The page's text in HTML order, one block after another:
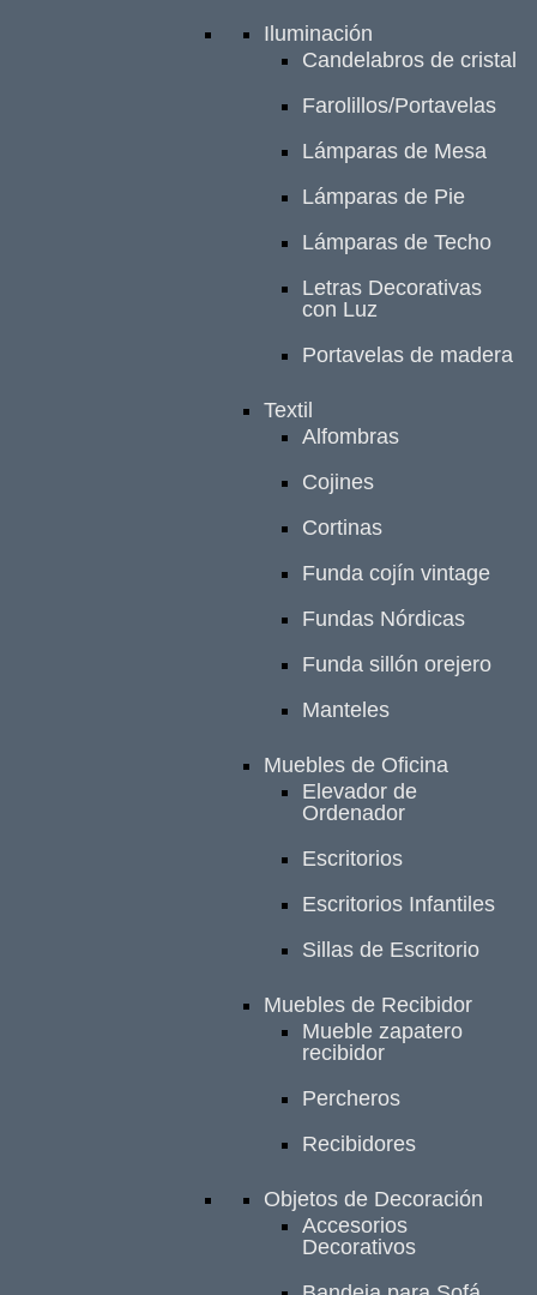
Iluminación
Candelabros de cristal
Farolillos/Portavelas
Lámparas de Mesa
Lámparas de Pie
Lámparas de Techo
Letras Decorativas
con Luz
Portavelas de madera
Textil
Alfombras
Cojines
Cortinas
Funda cojín vintage
Fundas Nórdicas
Funda sillón orejero
Manteles
Muebles de Oficina
Elevador de
Ordenador
Escritorios
Escritorios Infantiles
Sillas de Escritorio
Muebles de Recibidor
Mueble zapatero
recibidor
Percheros
Recibidores
Objetos de Decoración
Accesorios
Decorativos